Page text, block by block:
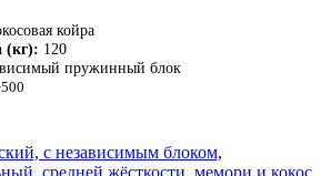
койра
(кг): 120
пружинный блок